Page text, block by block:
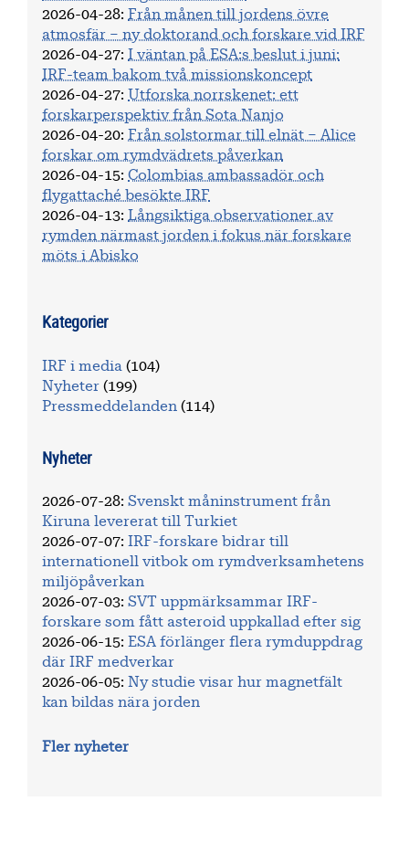
2026-04-28: Från månen till jordens övre
atmosfär – ny doktorand och forskare vid IRF
2026-04-27:
I väntan på ESA:s beslut i juni:
IRF-team bakom två missionskoncept
2026-04-27: Utforska norrskenet: ett
forskarperspektiv från Sota Nanjo
2026-04-20: Från solstormar till elnät – Alice
forskar om rymdvädrets påverkan
2026-04-15: Colombias ambassadör och
flygattaché besökte IRF
2026-04-13:
Långsiktiga observationer av
rymden närmast jorden i fokus när forskare
möts i Abisko
Kategorier
IRF i media (104)
Nyheter (199)
Pressmeddelanden (114)
Nyheter
2026-07-28: Svenskt måninstrument från
Kiruna levererat till Turkiet
2026-07-07: IRF-forskare bidrar till
internationell vitbok om rymdverksamhetens
miljöpåverkan
2026-07-03: SVT uppmärksammar IRF-
forskare som fått asteroid uppkallad efter sig
2026-06-15: ESA förlänger flera rymduppdrag
där IRF medverkar
2026-06-05: Ny studie visar hur magnetfält
kan bildas nära jorden
Fler nyheter